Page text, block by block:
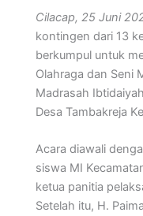
Cilacap, 25 Juni
kontingen dari 13
berkumpul untuk
Olahraga dan Seni
Madrasah
Desa Tambakreja
Acara diawali
siswa MI
ketua panitia
Setelah itu, H.